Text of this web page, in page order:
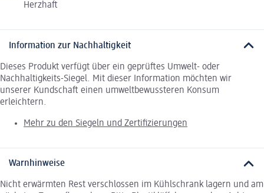
Herzhaft
Information zur Nachhaltigkeit
Dieses Produkt verfügt über ein geprüftes Umwelt- oder
Nachhaltigkeits-Siegel. Mit dieser Information möchten wir
unserer Kundschaft einen umweltbewussteren Konsum
erleichtern.
Mehr zu den Siegeln und Zertifizierungen
Warnhinweise
Nicht erwärmten Rest verschlossen im Kühlschrank lagern und am